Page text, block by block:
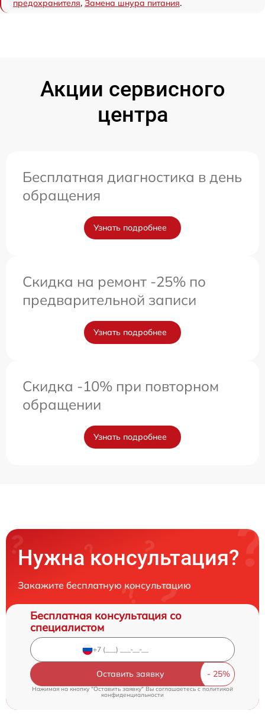
предохранителя, Замена шнура питания.
Акции сервисного
центра
Бесплатная диагностика в день
обращения
Узнать подробнее
Скидка на ремонт -25% по
предварительной записи
Узнать подробнее
Скидка -10% при повторном
обращении
Узнать подробнее
Нужна консультация?
Закажите бесплатную консультацию
Бесплатная консультация со
специалистом
Оставить заявку
Нажимая на кнопку "Оставить заявку" Вы соглашаетесь cполитикой
конфиденциальности